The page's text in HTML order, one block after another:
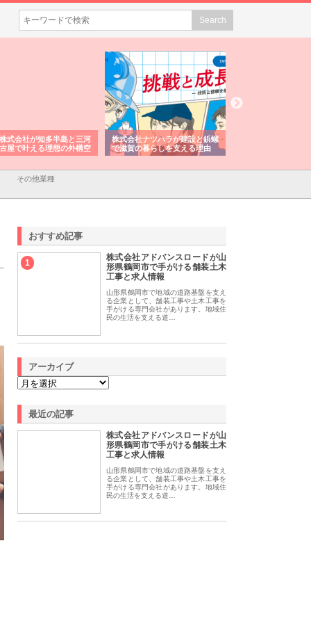
式会社が知多半島と三河
屋で叶える理想の外構空
株式会社ナツハラが建設と鋲螺
で滋賀の暮らしを支える理由
その他業種
おすすめ記事
1
株式会社アドバンスロードが山
形県鶴岡市で手がける舗装土木
工事と求人情報
山形県鶴岡市で地域の道路基盤を支え
る企業として、舗装工事や土木工事を
手がける専門会社があります。地域住
民の生活を支える道…
アーカイブ
最近の記事
株式会社アドバンスロードが山
形県鶴岡市で手がける舗装土木
工事と求人情報
山形県鶴岡市で地域の道路基盤を支え
る企業として、舗装工事や土木工事を
手がける専門会社があります。地域住
民の生活を支える道…